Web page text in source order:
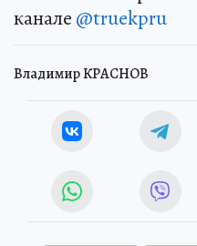
канале @truekpru
Владимир КРАСНОВ